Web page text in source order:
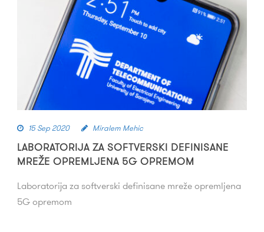
15 Sep 2020 Miralem Mehic
LABORATORIJA ZA SOFTVERSKI DEFINISANE
MREŽE OPREMLJENA 5G OPREMOM
Laboratorija za softverski definisane mreže opremljena
5G opremom